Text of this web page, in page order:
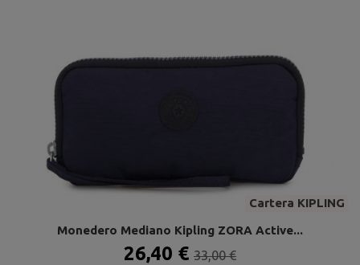
Cartera KIPLING
Monedero Mediano Kipling ZORA Active...
26,40 € 33,00 €